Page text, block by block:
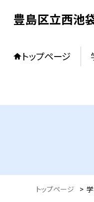
豊島区立西池
トップページ
トップページ >